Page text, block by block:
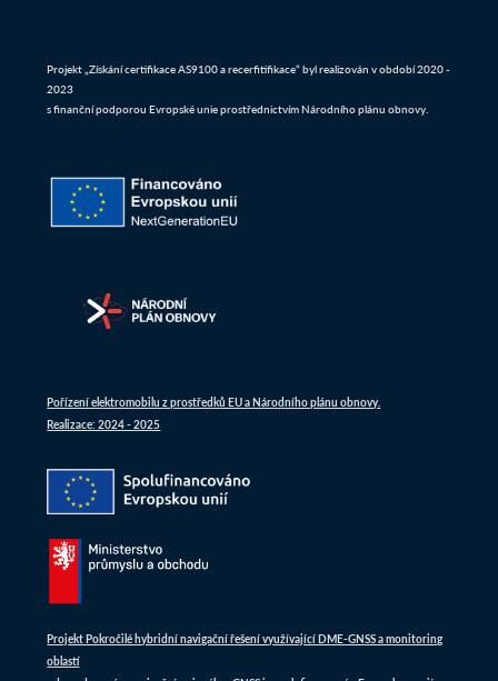
Projekt „Získání certifikace AS9100 a recerfitifikace“ byl realizován v období 2020 -
2023
s finanční podporou Evropské unie prostřednictvím Národního plánu obnovy.
Pořízení elektromobilu z prostředků EU a Národního plánu obnovy.
Realizace: 2024 - 2025
Projekt Pokročilé hybridní navigační řešení využívající DME-GNSS a monitoring
oblastí